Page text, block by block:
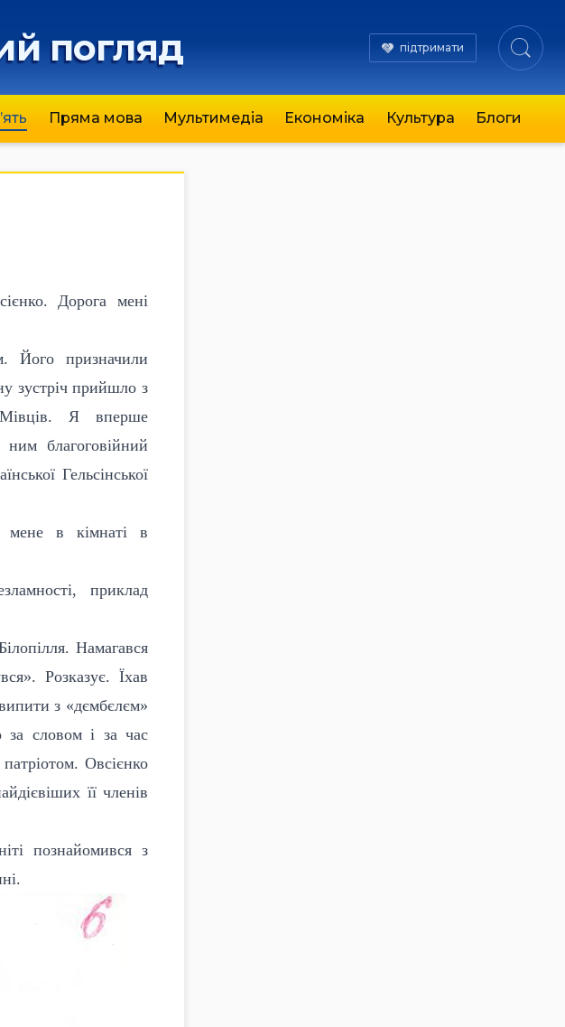
погляд підтримати
Пряма мова Мультимедіа Економіка Культура Блоги
Дорога мені
Його призначили
зустріч прийшло з
Я вперше
ним благоговійний
Гельсінської
мене в кімнаті в
приклад
Намагався
Розказує. Їхав
з «дємбєлєм»
за словом і за час
Овсієнко
її членів
познайомився з